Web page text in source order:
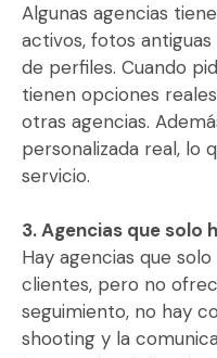
Algunas agencias
activos, fotos
de perfiles. Cuando
tienen opciones
otras agencias.
personalizada real, lo
servicio.
3. Agencias que solo
Hay agencias que
clientes, pero no
seguimiento, no hay
shooting y la